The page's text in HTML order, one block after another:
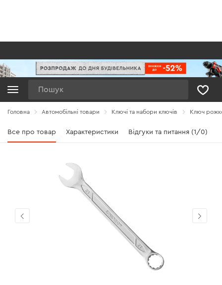
Головна Автомобільні товари Ключі та набори ключів Ключ
Все про товар Характеристики Відгуки та питання (1/0)